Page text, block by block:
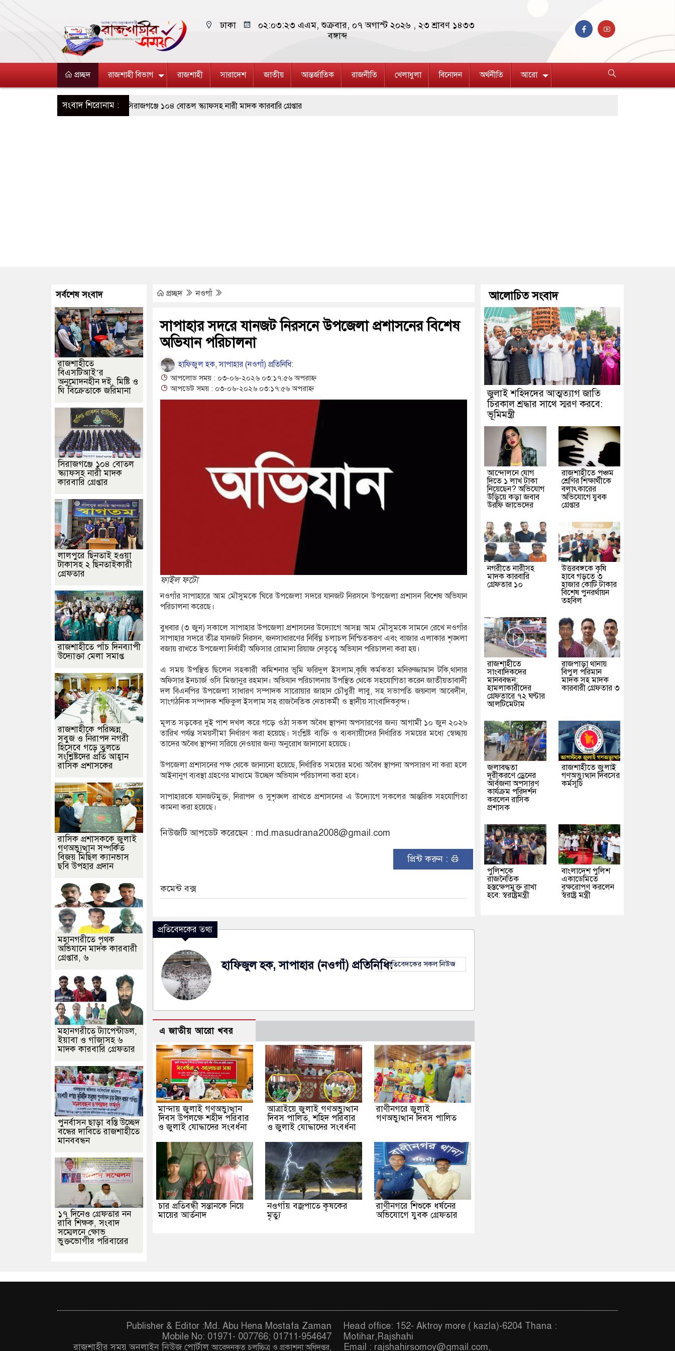
ঢাকা ০২:০৩:২৪ এএম, শুক্রবার, ০৭ অগাস্ট ২০২৬ , ২৩ শ্রাবণ ১৪৩৩
বঙ্গাব্দ
প্রচ্ছদ রাজশাহী বিভাগ রাজশাহী সারাদেশ জাতীয় আন্তর্জাতিক রাজনীতি খেলাধুলা বিনোদন অর্থনীতি আরো
সংবাদ শিরোনাম :
বিক্রেতাকে জরিমানা সিরাজগঞ্জে ১০৪ বোতল স্ক্যাফসহ নারী মাদক কারবারি গ্রেপ্তার
গোল, বড় জয় ইন্টার মায়ামির
জাতীয় প্যারা প্রতিযোগিতা আয়োজন করবে সরকার
প্রচ্ছদ নওগাঁ
সাপাহার সদরে যানজট নিরসনে উপজেলা প্রশাসনের বিশেষ
অভিযান পরিচালনা
হাফিজুল হক, সাপাহার (নওগাঁ) প্রতিনিধি:
আপলোড সময় : ০৩-০৬-২০২৬ ০৩:১৭:৫৬ অপরাহ্ন
আপডেট সময় : ০৩-০৬-২০২৬ ০৩:১৭:৫৬ অপরাহ্ন
ফাইল ফটো
নওগাঁর সাপাহারে আম মৌসুমকে ঘিরে উপজেলা সদরে যানজট নিরসনে উপজেলা প্রশাসন বিশেষ অভিযান
পরিচালনা করেছে।
বুধবার (৩ জুন) সকালে সাপাহার উপজেলা প্রশাসনের উদ্যোগে আসন্ন আম মৌসুমকে সামনে রেখে নওগাঁর
সাপাহার সদরে তীব্র যানজট নিরসন, জনসাধারণের নির্বিঘ্ন চলাচল নিশ্চিতকরণ এবং বাজার এলাকার শৃঙ্খলা
বজায় রাখতে উপজেলা নির্বাহী অফিসার রোমানা রিয়াজ নেতৃত্বে অভিযান পরিচালনা করা হয়।
এ সময় উপস্থিত ছিলেন সহকারী কমিশনার ভূমি ফরিদুল ইসলাম,কৃষি কর্মকতা মনিরুজ্জামান টকি,থানার
অফিসার ইনচার্জ ওসি মিজানুর রহমান। অভিযান পরিচালনায় উপস্থিত থেকে সহযোগিতা করেন জাতীয়তাবাদী
দল বিএনপির উপজেলা সাধারণ সম্পাদক সারোয়ার জাহান চৌধুরী লাবু, সহ সভাপতি জয়নাল আবেদীন,
সাংগঠনিক সম্পাদক শফিকুল ইসলাম সহ রাজনৈতিক নেতাকর্মী ও স্থানীয় সাংবাদিকবৃন্দ।
মূলত সড়কের দুই পাশ দখল করে গড়ে ওঠা সকল অবৈধ স্থাপনা অপসারণের জন্য আগামী ১০ জুন ২০২৬
তারিখ পর্যন্ত সময়সীমা নির্ধারণ করা হয়েছে। সংশ্লিষ্ট ব্যক্তি ও ব্যবসায়ীদের নির্ধারিত সময়ের মধ্যে স্বেচ্ছায়
তাদের অবৈধ স্থাপনা সরিয়ে নেওয়ার জন্য অনুরোধ জানানো হয়েছে।
উপজেলা প্রশাসনের পক্ষ থেকে জানানো হয়েছে, নির্ধারিত সময়ের মধ্যে অবৈধ স্থাপনা অপসারণ না করা হলে
আইনানুগ ব্যবস্থা গ্রহণের মাধ্যমে উচ্ছেদ অভিযান পরিচালনা করা হবে।
সাপাহারকে যানজটমুক্ত, নিরাপদ ও সুশৃঙ্খল রাখতে প্রশাসনের এ উদ্যোগে সকলের আন্তরিক সহযোগিতা
কামনা করা হয়েছে।
নিউজটি আপডেট করেছেন : md.masudrana2008@gmail.com
প্রিন্ট করুন :
কমেন্ট বক্স
প্রতিবেদকের তথ্য
হাফিজুল হক, সাপাহার (নওগাঁ) প্রতিনিধি:প্রতিবেদকের সকল নিউজ
এ জাতীয় আরো খবর
মান্দায় জুলাই গণঅভ্যুত্থান
দিবস উপলক্ষে শহীদ পরিবার
ও জুলাই যোদ্ধাদের সংবর্ধনা
আত্রাইয়ে জুলাই গণঅভ্যুত্থান
দিবস পালিত, শহিদ পরিবার
ও জুলাই যোদ্ধাদের সংবর্ধনা
রাণীনগরে জুলাই
গণঅভ্যুত্থান দিবস পালিত
চার প্রতিবন্ধী সন্তানকে নিয়ে
মায়ের আর্তনাদ
নওগাঁয় বজ্রপাতে কৃষকের
মৃত্যু
রাণীনগরে শিশুকে ধর্ষনের
অভিযোগে যুবক গ্রেফতার
সর্বশেষ সংবাদ
রাজশাহীতে
বিএসটিআই’র
অনুমোদনহীন দই, মিষ্টি ও
ঘি বিক্রেতাকে জরিমানা
সিরাজগঞ্জে ১০৪ বোতল
স্ক্যাফসহ নারী মাদক
কারবারি গ্রেপ্তার
লালপুরে ছিনতাই হওয়া
টাকাসহ ২ ছিনতাইকারী
গ্রেফতার
রাজশাহীতে পাঁচ দিনব্যাপী
উদ্যোক্তা মেলা সমাপ্ত
রাজশাহীকে পরিচ্ছন্ন,
সবুজ ও নিরাপদ নগরী
হিসেবে গড়ে তুলতে
সংশ্লিষ্টদের প্রতি আহ্বান
রাসিক প্রশাসকের
রাসিক প্রশাসককে জুলাই
গণঅভ্যুত্থান সম্পর্কিত
বিজয় মিছিল ক্যানভাস
ছবি উপহার প্রদান
মহানগরীতে পৃথক
অভিযানে মাদক কারবারী
গ্রেপ্তার, ৬
মহানগরীতে ট্যাপেন্টাডল,
ইয়াবা ও গাঁজাসহ ৬
মাদক কারবারি গ্রেফতার
পুনর্বাসন ছাড়া বস্তি উচ্ছেদ
বন্ধের দাবিতে রাজশাহীতে
মানববন্ধন
১৭ দিনেও গ্রেফতার নন
রাবি শিক্ষক, সংবাদ
সম্মেলনে ক্ষোভ
ভুক্তভোগীর পরিবারের
আলোচিত সংবাদ
জুলাই শহিদদের আত্মত্যাগ জাতি
চিরকাল শ্রদ্ধার সাথে স্মরণ করবে:
ভূমিমন্ত্রী
আন্দোলনে যোগ
দিতে ১ লাখ টাকা
নিয়েছেন? অভিযোগ
উড়িয়ে কড়া জবাব
উরফি জাভেদের
রাজশাহীতে পঞ্চম
শ্রেণির শিক্ষার্থীকে
বলাৎকারের
অভিযোগে যুবক
গ্রেপ্তার
নগরীতে নারীসহ
মাদক কারবারি
গ্রেফতার ১০
উত্তরবঙ্গকে কৃষি
হাবে গড়তে ৩
হাজার কোটি টাকার
বিশেষ পুনরর্থায়ন
তহবিল
রাজশাহীতে
সাংবাদিকদের
মানববন্ধন:
হামলাকারীদের
গ্রেফতারে ৭২ ঘণ্টার
আলটিমেটাম
রাজপাড়া থানায়
বিপুল পরিমান
মাদক সহ মাদক
কারবারী গ্রেফতার ৩
জলাবদ্ধতা
দূরীকরণে ড্রেনের
আর্বজনা অপসারণ
কার্যক্রম পরিদর্শন
করলেন রাসিক
প্রশাসক
রাজশাহীতে জুলাই
গণঅভ্যুত্থান দিবসের
কর্মসূচি
পুলিশকে
রাজনৈতিক
হস্তক্ষেপমুক্ত রাখা
হবে: স্বরাষ্ট্রমন্ত্রী
বাংলাদেশ পুলিশ
একাডেমিতে
বৃক্ষরোপণ করলেন
স্বরাষ্ট্র মন্ত্রী
Publisher & Editor :Md. Abu Hena Mostafa Zaman
Mobile No: 01971- 007766; 01711-954647
রাজশাহীর সময় অনলাইন নিউজ পোর্টালআবেদনকৃত চলচ্চিত্র ও প্রকাশনা অধিদপ্তর,
Head office: 152- Aktroy more ( kazla)-6204 Thana :
Motihar,Rajshahi
Email : rajshahirsomoy@gmail.com,